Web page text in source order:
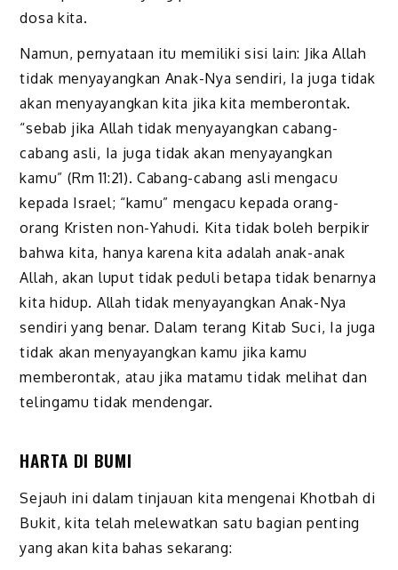
dosa kita.
Namun, pernyataan itu memiliki sisi lain: Jika Allah
tidak menya­yangkan Anak-Nya sendiri, Ia juga tidak
akan menyayangkan kita jika kita memberontak.
“sebab jika Allah tidak menyayangkan cabang-
cabang asli, Ia juga tidak akan menyayangkan
kamu” (Rm 11:21). Cabang-cabang asli mengacu
kepada Israel; “kamu” mengacu kepada orang-
orang Kristen non-Yahudi. Kita tidak boleh berpikir
bahwa kita, hanya karena kita adalah anak-anak
Allah, akan luput tidak peduli betapa tidak benarnya
kita hidup. Allah tidak menyayangkan Anak-Nya
sendiri yang benar. Dalam terang Kitab Suci, Ia juga
tidak akan menya­yangkan kamu jika kamu
memberontak, atau jika matamu tidak melihat dan
telingamu tidak mendengar.
HARTA DI BUMI
Sejauh ini dalam tinjauan kita mengenai Khotbah di
Bukit, kita telah melewatkan satu bagian penting
yang akan kita bahas sekarang: